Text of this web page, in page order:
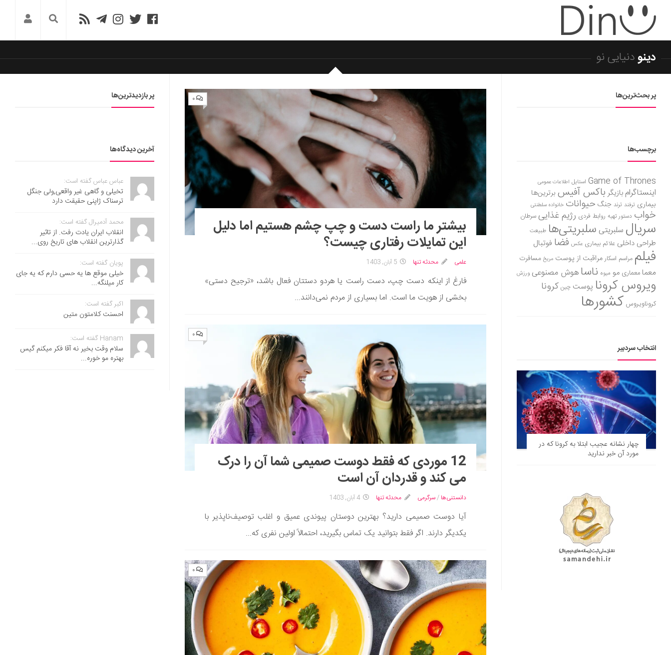
دینودنیایی نو
۰
بیشتر ما راست‌ دست و چپ‌ چشم هستیم اما دلیل
این تمایلات رفتاری چیست؟
علمی محدثه تنها 5 آبان, 1403
فارغ از اینکه دست چپ، دست راست یا هردو دستتان فعال باشد، «ترجیح دستی»
بخشی از هویت ما است. اما بسیاری از مردم نمی‌دانند...
۰
12 موردی که فقط دوست صمیمی شما آن را درک
می کند و قدردان آن است
دانستنی‌ها /سرگرمی محدثه تنها 4 آبان, 1403
آیا دوست صمیمی دارید؟ بهترین دوستان پیوندی عمیق و اغلب توصیف‌ناپذیر با
یکدیگر دارند. اگر فقط بتوانید یک تماس بگیرید، احتمالاً اولین نفری که...
۰
پر بحث‌ترین‌ها
برچسب‌ها
Game of Thrones استایل اطلاعات عمومی
اینستاگرام بازیگر باکس آفیس برترین‌ها
بیماری ترفند ترند جنگ حیوانات خانواده سلطنتی
خواب دستور تهیه روابط فردی رژیم غذاییسرطان
سریال سلبریتی سلبریتی‌ها طبیعت
طراحی داخلی علائم بیماری عکس فضا فوتبال
فیلم مراسم اسکارمراقبت از پوست مریخ مسافرت
معمامعماری مو میوه ناساهوش مصنوعی ورزش
ویروس کرونا پوست چین کرونا
کروناویروس کشورها
انتخاب سردبیر
چهار نشانه عجیب ابتلا به کرونا که در
مورد آن خبر ندارید
پر بازدیدترین‌ها
آخرین دیدگاه‌ها
عباس عباس گفته است:
تخیلی و گاهی غیر واقعی,ولی جنگل
ترسناک ژاپنی حقیقت دارد
محمد آدمیرال گفته است:
انقلاب ایران یادت رفت. از تاثیر
گذارترین انقلاب های تاریخ روی...
پویان گفته است:
خیلی موقع ها یه حسی دارم که یه جای
کار میلنگه...
اکبر گفته است:
احسنت ‌کلامتون متین
Hanam گفته است:
سلام وقت بخیر نه آقا فکر میکنم گیس
بهتره مو خوره...